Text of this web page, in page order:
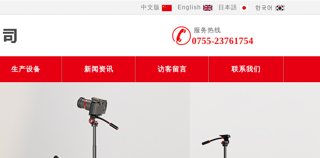
中文版 English 日本語
服务热线
0755-23761754
生产设备 新闻资讯 访客留言 联系我们